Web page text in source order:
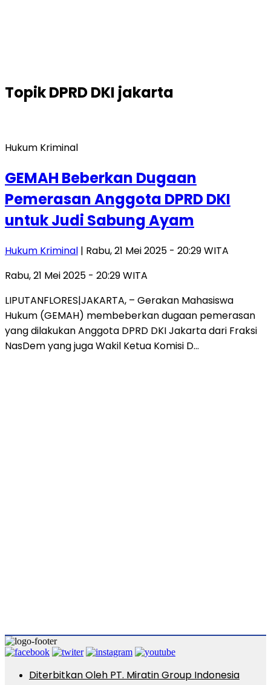
TopikDPRD DKI jakarta
Hukum Kriminal
GEMAH Beberkan Dugaan
Pemerasan Anggota DPRD DKI
untuk Judi Sabung Ayam
Hukum Kriminal | Rabu, 21 Mei 2025 - 20:29 WITA
Rabu, 21 Mei 2025 - 20:29 WITA
LIPUTANFLORES|JAKARTA, – Gerakan Mahasiswa
Hukum (GEMAH) membeberkan dugaan pemerasan
yang dilakukan Anggota DPRD DKI Jakarta dari Fraksi
NasDem yang juga Wakil Ketua Komisi D…
Diterbitkan Oleh PT. Miratin Group Indonesia